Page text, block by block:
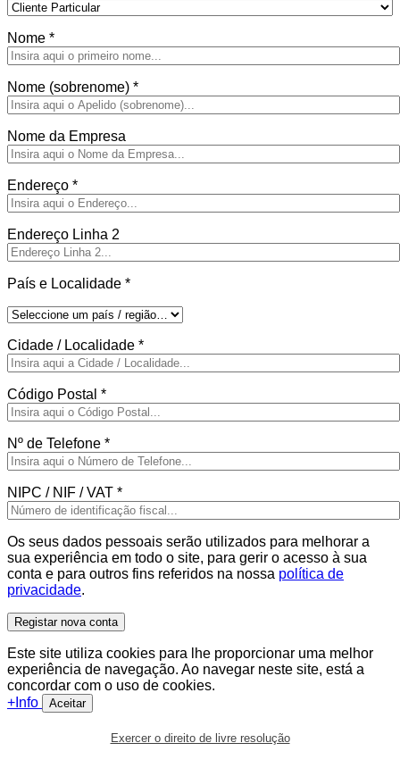
Nome *
Nome (sobrenome) *
Nome da Empresa
Endereço *
Endereço Linha 2
País e Localidade *
Cidade / Localidade *
Código Postal *
Nº de Telefone *
NIPC / NIF / VAT *
Os seus dados pessoais serão utilizados para melhorar a
sua experiência em todo o site, para gerir o acesso à sua
conta e para outros fins referidos na nossa política de
privacidade.
Registar nova conta
Este site utiliza cookies para lhe proporcionar uma melhor
experiência de navegação. Ao navegar neste site, está a
concordar com o uso de cookies.
+Info
Aceitar
Exercer o direito de livre resolução